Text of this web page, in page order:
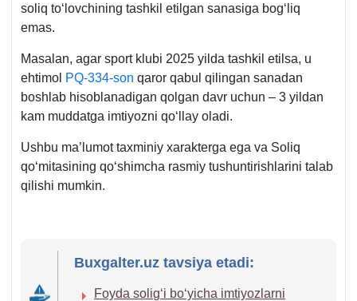
soliq toʻlovchining tashkil etilgan sanasiga bogʻliq
emas.
Masalan, agar sport klubi 2025 yilda tashkil etilsa, u
ehtimol PQ-334-son qaror qabul qilingan sanadan
boshlab hisoblanadigan qolgan davr uchun – 3 yildan
kam muddatga imtiyozni qoʻllay oladi.
Ushbu ma’lumot taхminiy хarakterga ega va Soliq
qoʻmitasining qoʻshimcha rasmiy tushuntirishlarini talab
qilishi mumkin.
Buxgalter.uz tavsiya etadi:
Foyda soligʻi boʻyicha imtiyozlarni